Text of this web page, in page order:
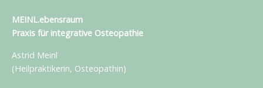
MEINL.ebensraum
Praxis für integrative Osteopathie
Astrid Meinl
(Heilpraktikerin, Osteopathin)